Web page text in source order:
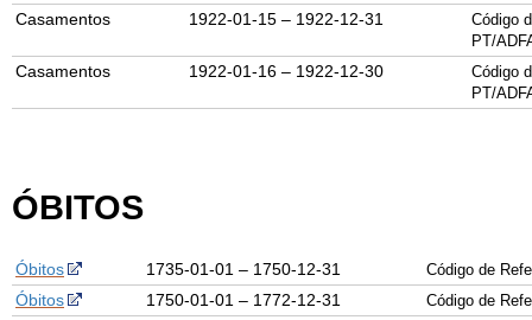
Casamentos 1922-01-15 – 1922-12-31
Código
PT/
Casamentos 1922-01-16 – 1922-12-30
Código
PT/
ÓBITOS
Óbitos 1735-01-01 – 1750-12-31 Código de
Óbitos 1750-01-01 – 1772-12-31 Código de